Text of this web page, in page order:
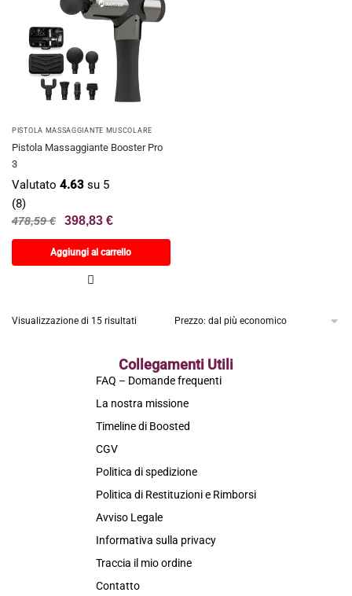
PISTOLA MASSAGGIANTE MUSCOLARE
Pistola Massaggiante Booster Pro
3
Valutato 4.63 su 5
(8)
478,59€ 398,83 €
Aggiungi al carrello
Visualizzazione di 15 risultati
Collegamenti Utili
FAQ – Domande frequenti
La nostra missione
Timeline di Boosted
CGV
Politica di spedizione
Politica di Restituzioni e Rimborsi
Avviso Legale
Informativa sulla privacy
Traccia il mio ordine
Contatto